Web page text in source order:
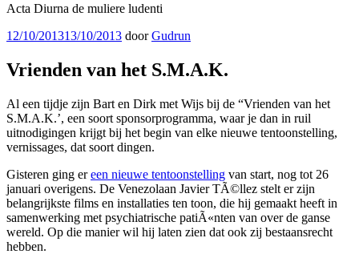
Acta Diurna de muliere ludenti
Geplaatst
12/10/201313/10/2013 doorGudrun
Vrienden van het S.M.A.K.
Al een tijdje zijn Bart en Dirk met Wijs bij de “Vrienden van het
S.M.A.K.’, een soort sponsorprogramma, waar je dan in ruil
uitnodigingen krijgt bij het begin van elke nieuwe tentoonstelling,
vernissages, dat soort dingen.
Gisteren ging ereen nieuwe tentoonstelling van start, nog tot 26
januari overigens. De Venezolaan Javier TÃ©llez stelt er zijn
belangrijkste films en installaties ten toon, die hij gemaakt heeft in
samenwerking met psychiatrische patiÃ«nten van over de ganse
wereld. Op die manier wil hij laten zien dat ook zij bestaansrecht
hebben.